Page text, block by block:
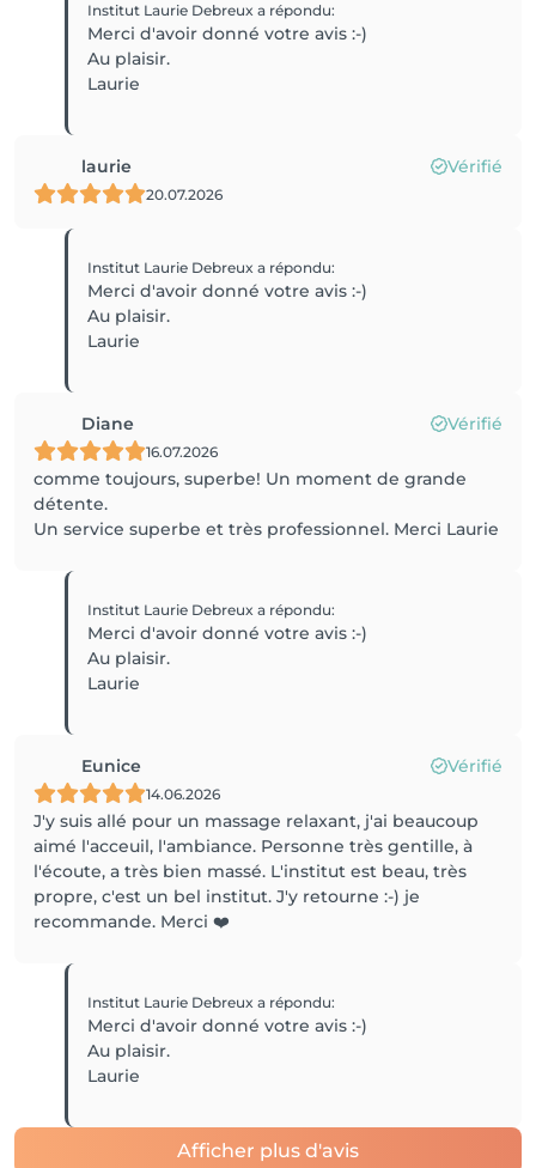
Institut Laurie Debreuxa répondu:
Merci d'avoir donné votre avis :-)
Au plaisir.
Laurie
laurie Vérifié
20.07.2026
Institut Laurie Debreuxa répondu:
Merci d'avoir donné votre avis :-)
Au plaisir.
Laurie
Diane Vérifié
16.07.2026
comme toujours, superbe! Un moment de grande
détente.
Un service superbe et très professionnel. Merci Laurie
Institut Laurie Debreuxa répondu:
Merci d'avoir donné votre avis :-)
Au plaisir.
Laurie
Eunice Vérifié
14.06.2026
J'y suis allé pour un massage relaxant, j'ai beaucoup
aimé l'acceuil, l'ambiance. Personne très gentille, à
l'écoute, a très bien massé. L'institut est beau, très
propre, c'est un bel institut. J'y retourne :-) je
recommande. Merci ❤️
Institut Laurie Debreuxa répondu:
Merci d'avoir donné votre avis :-)
Au plaisir.
Laurie
Afficher plus d'avis